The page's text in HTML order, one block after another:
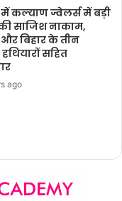
में कल्याण ज्वेलर्स में बड़ी
साजिश नाकाम,
बिहार के तीन
सहित
ago